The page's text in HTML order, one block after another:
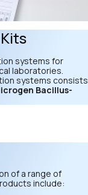
systems for
laboratories.
systems consists
Bacillus-
of a range of
include: